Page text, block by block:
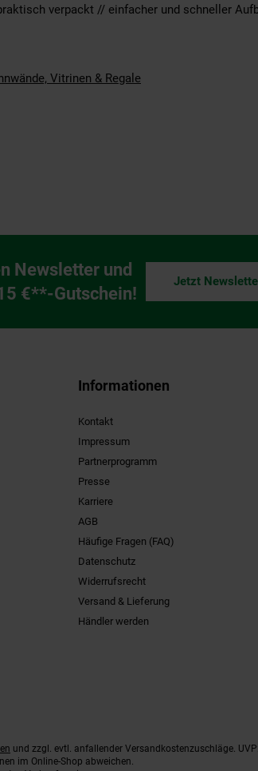
verpackt // einfacher und schneller
Vitrinen & Regale
Newsletter und
€**-Gutschein!
Jetzt
Informationen
Kontakt
Impressum
Partnerprogramm
Presse
Karriere
AGB
Häufige Fragen (FAQ)
Datenschutz
Widerrufsrecht
Versand & Lieferung
Händler werden
und zzgl. evtl. anfallender Versandkostenzuschläge.
im Online-Shop abweichen.